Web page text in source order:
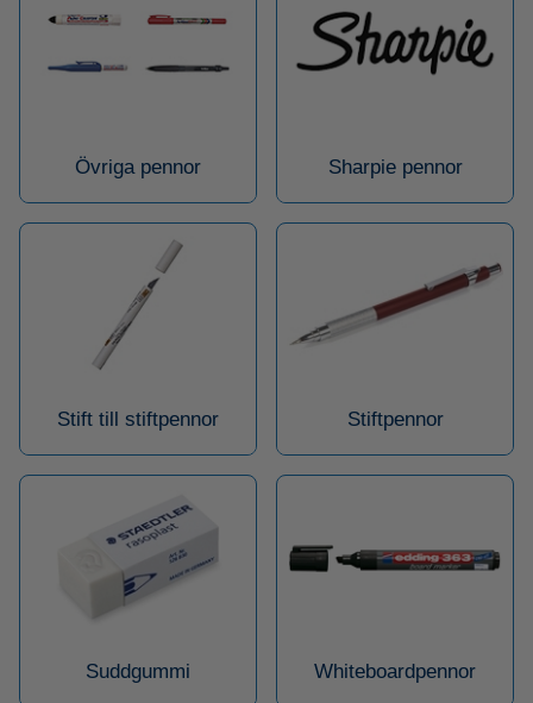
Övriga pennor Sharpie pennor
Stift till stiftpennor Stiftpennor
Suddgummi Whiteboardpennor